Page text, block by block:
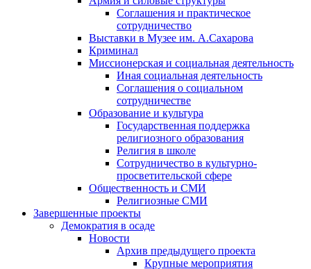
Соглашения и практическое
сотрудничество
Выставки в Музее им. А.Сахарова
Криминал
Миссионерская и социальная деятельность
Иная социальная деятельность
Соглашения о социальном
сотрудничестве
Образование и культура
Государственная поддержка
религиозного образования
Религия в школе
Сотрудничество в культурно-
просветительской сфере
Общественность и СМИ
Религиозные СМИ
Завершенные проекты
Демократия в осаде
Новости
Архив предыдущего проекта
Крупные мероприятия